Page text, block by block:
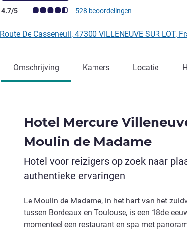
Avis-klantbeoordeling (ALL beoordeling)
4.7/5 528 beoordelingen
Route De Casseneuil, 47300 VILLENEUVE SUR LOT,
Omschrijving Kamers Locatie
Hotel Mercure
Moulin de Madame
Hotel voor reizigers op zoek naar
authentieke ervaringen
Le Moulin de Madame, in het hart van het
tussen Bordeaux en Toulouse, is een 18de
momenteel een restaurant en spa met